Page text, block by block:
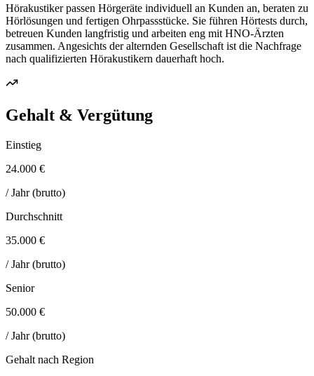
Hörakustiker passen Hörgeräte individuell an Kunden an, beraten zu
Hörlösungen und fertigen Ohrpassstücke. Sie führen Hörtests durch,
betreuen Kunden langfristig und arbeiten eng mit HNO-Ärzten
zusammen. Angesichts der alternden Gesellschaft ist die Nachfrage
nach qualifizierten Hörakustikern dauerhaft hoch.
Gehalt & Vergütung
Einstieg
24.000 €
/ Jahr (brutto)
Durchschnitt
35.000 €
/ Jahr (brutto)
Senior
50.000 €
/ Jahr (brutto)
Gehalt nach Region